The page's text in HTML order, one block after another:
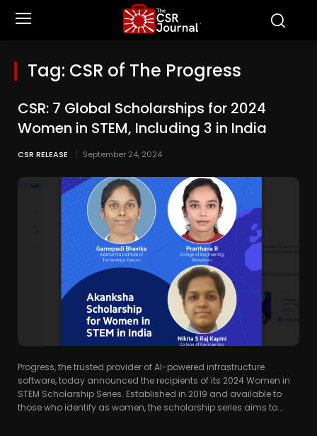
Tag: CSR of The Progress
CSR: 7 Global Scholarships for 2024
Women in STEM, Including 3 in India
CSR RELEASE September 24, 2024
Progress, the trusted provider of AI-powered infrastructure
software, today announced the recipients of its 2024 Women in
STEM Scholarship Series. Established in 2019 and available to
those who identify as women, the scholarship series aims to...